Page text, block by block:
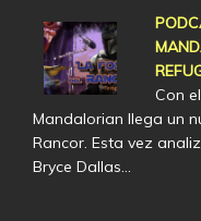
Con
Mandalorian llega un
Rancor. Esta vez
Bryce Dallas…